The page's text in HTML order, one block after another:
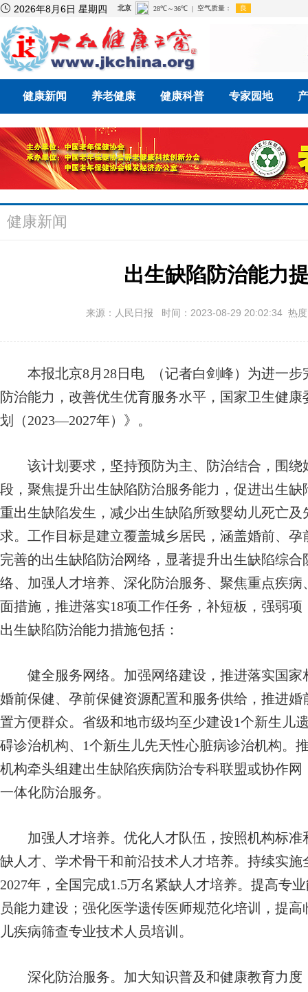
 2026年8月6日 星期四
健康新闻 养老健康 健康科普 专家园地
健康新闻
出生缺陷防治能力
来源：人民日报 时间：2023-08-29 20:02:34 热
本报北京8月28日电 （记者白剑峰）为进一步
防治能力，改善优生优育服务水平，国家卫生健康
划（2023—2027年）》。
该计划要求，坚持预防为主、防治结合，围绕
段，聚焦提升出生缺陷防治服务能力，促进出生
重出生缺陷发生，减少出生缺陷所致婴幼儿死亡
求。工作目标是建立覆盖城乡居民，涵盖婚前、
完善的出生缺陷防治网络，显著提升出生缺陷综
络、加强人才培养、深化防治服务、聚焦重点疾
面措施，推进落实18项工作任务，补短板，强弱
出生缺陷防治能力措施包括：
健全服务网络。加强网络建设，推进落实国家
婚前保健、孕前保健资源配置和服务供给，推进
置方便群众。省级和地市级均至少建设1个新生儿
碍诊治机构、1个新生儿先天性心脏病诊治机构。
机构牵头组建出生缺陷疾病防治专科联盟或协作
一体化防治服务。
加强人才培养。优化人才队伍，按照机构标准
缺人才、学术骨干和前沿技术人才培养。持续实
2027年，全国完成1.5万名紧缺人才培养。提高专
员能力建设；强化医学遗传医师规范化培训，提
儿疾病筛查专业技术人员培训。
深化防治服务。加大知识普及和健康教育力度